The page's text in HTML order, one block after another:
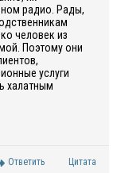
радио. Рады,
человек из
Поэтому они
услуги
халатным
Ответить Цитата